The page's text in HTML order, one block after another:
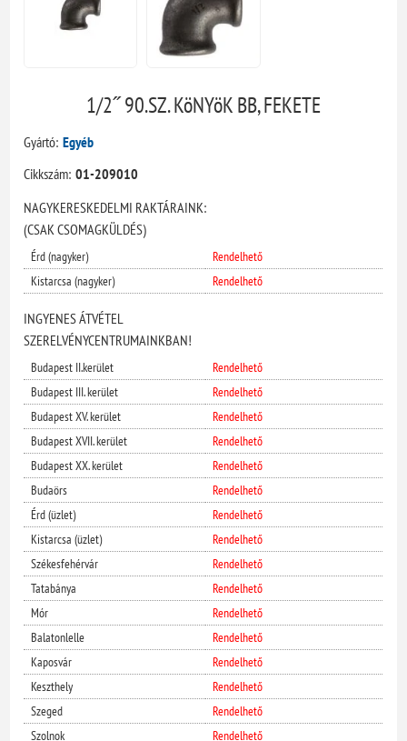
1/2˝ 90.SZ. KöNYöK BB, FEKETE
Gyártó: Egyéb
Cikkszám: 01-209010
NAGYKERESKEDELMI RAKTÁRAINK:
(CSAK CSOMAGKÜLDÉS)
Érd (nagyker)
Rendelhető
Kistarcsa (nagyker)
Rendelhető
INGYENES ÁTVÉTEL
SZERELVÉNYCENTRUMAINKBAN!
Budapest II.kerület
Rendelhető
Budapest III. kerület
Rendelhető
Budapest XV. kerület
Rendelhető
Budapest XVII. kerület
Rendelhető
Budapest XX. kerület
Rendelhető
Budaörs
Rendelhető
Érd (üzlet)
Rendelhető
Kistarcsa (üzlet)
Rendelhető
Székesfehérvár
Rendelhető
Tatabánya
Rendelhető
Mór
Rendelhető
Balatonlelle
Rendelhető
Kaposvár
Rendelhető
Keszthely
Rendelhető
Szeged
Rendelhető
Szolnok
Rendelhető